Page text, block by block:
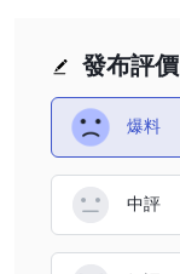
發布評價
爆料
中評